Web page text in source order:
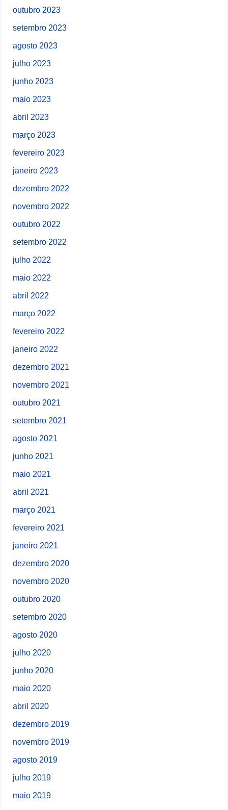
outubro 2023
setembro 2023
agosto 2023
julho 2023
junho 2023
maio 2023
abril 2023
março 2023
fevereiro 2023
janeiro 2023
dezembro 2022
novembro 2022
outubro 2022
setembro 2022
julho 2022
maio 2022
abril 2022
março 2022
fevereiro 2022
janeiro 2022
dezembro 2021
novembro 2021
outubro 2021
setembro 2021
agosto 2021
junho 2021
maio 2021
abril 2021
março 2021
fevereiro 2021
janeiro 2021
dezembro 2020
novembro 2020
outubro 2020
setembro 2020
agosto 2020
julho 2020
junho 2020
maio 2020
abril 2020
dezembro 2019
novembro 2019
agosto 2019
julho 2019
maio 2019